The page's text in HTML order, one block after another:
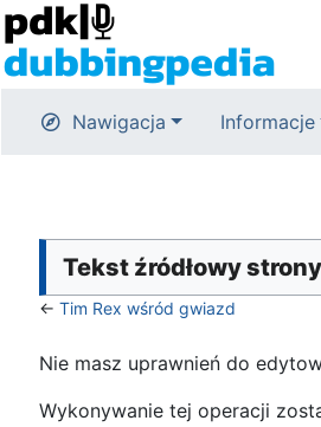
Nawigacja Informacje
Tekst źródłowy
← Tim Rex wśród gwiazd
Nie masz uprawnień do
Wykonywanie tej operacji